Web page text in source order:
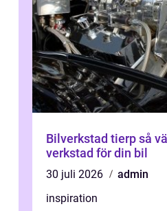
Bilverkstad tierp så väljer du rätt
verkstad för din bil
30 juli 2026
admin
inspiration